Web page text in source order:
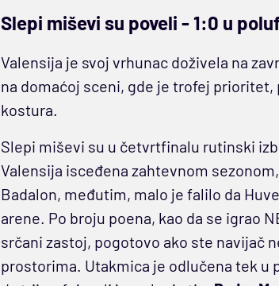
Slepi miševi su poveli - 1:0 u
Valensija je svoj vrhunac doživela na
na domaćoj sceni, gde je trofej
kostura.
Slepi miševi su u četvrtfinalu rutinski
Valensija isceđena zahtevnom
Badalon, međutim, malo je falilo da
arene. Po broju poena, kao da se igrao
srčani zastoj, pogotovo ako ste navijač
prostorima. Utakmica je odlučena tek u